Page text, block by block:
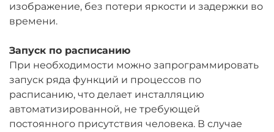
изображение, без потери яркости и задержки во
времени.
Запуск по расписанию
При необходимости можно запрограммировать
запуск ряда функций и процессов по
расписанию, что делает инсталляцию
автоматизированной, не требующей
постоянного присутствия человека. В случае